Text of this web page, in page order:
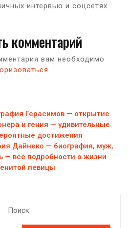
интервью и соцсетях.
комментарий
вам необходимо
Герасимов — открытие
и гения — удивительные
достижения
Дайнеко — биография, муж,
— все подробности о жизни
певицы
Поиск